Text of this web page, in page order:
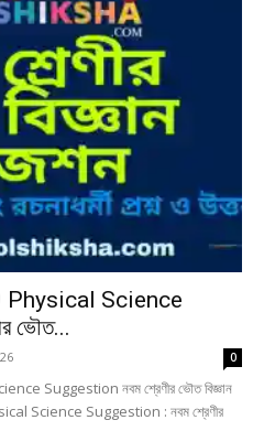
Physical Science
ভৌত...
0
Suggestion নবম শ্রেণীর ভৌত বিজ্ঞান
Science Suggestion : নবম শ্রেণীর